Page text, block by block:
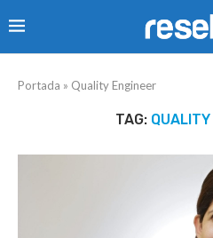
Portada » Quality Engineer
TAG: QUALITY